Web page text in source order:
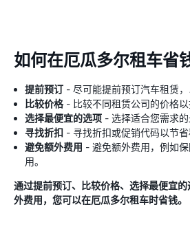
如何在厄瓜多尔租车省
提前预订 - 尽可能提前预订汽车租赁，
比较价格- 比较不同租赁公司的价格以
选择最便宜的选项 - 选择适合您需求的
寻找折扣 - 寻找折扣或促销代码以节省
避免额外费用 - 避免额外费用，例如
用。
通过提前预订、比较价格、选择最便宜
外费用，您可以在厄瓜多尔租车时省钱。